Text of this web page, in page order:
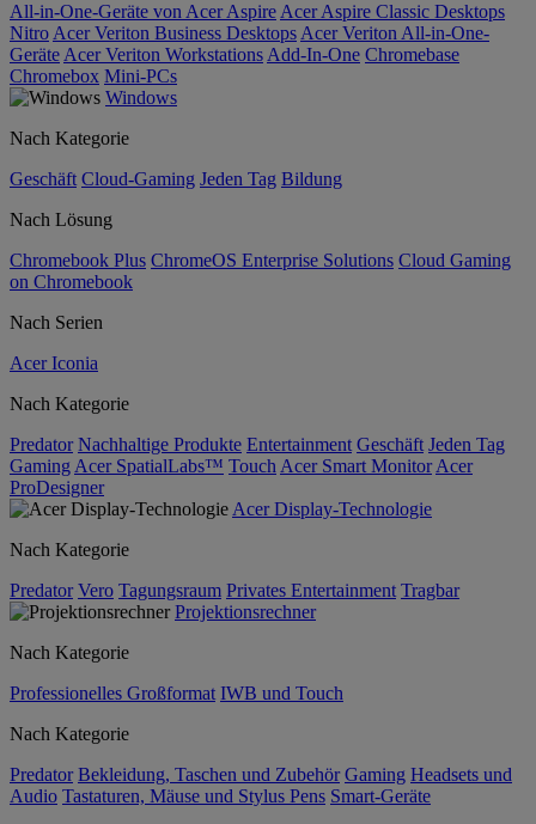
All-in-One-Geräte von Acer Aspire Acer Aspire Classic Desktops
Nitro Acer Veriton Business Desktops Acer Veriton All-in-One-
Geräte Acer Veriton Workstations Add-In-One Chromebase
Chromebox Mini-PCs
Windows
Nach Kategorie
Geschäft Cloud-Gaming Jeden Tag Bildung
Nach Lösung
Chromebook Plus ChromeOS Enterprise Solutions Cloud Gaming
on Chromebook
Nach Serien
Acer Iconia
Nach Kategorie
Predator Nachhaltige Produkte Entertainment Geschäft Jeden Tag
Gaming Acer SpatialLabs™ Touch Acer Smart Monitor Acer
ProDesigner
Acer Display-Technologie
Nach Kategorie
Predator Vero Tagungsraum Privates Entertainment Tragbar
Projektionsrechner
Nach Kategorie
Professionelles Großformat IWB und Touch
Nach Kategorie
Predator Bekleidung, Taschen und Zubehör Gaming Headsets und
Audio Tastaturen, Mäuse und Stylus Pens Smart-Geräte